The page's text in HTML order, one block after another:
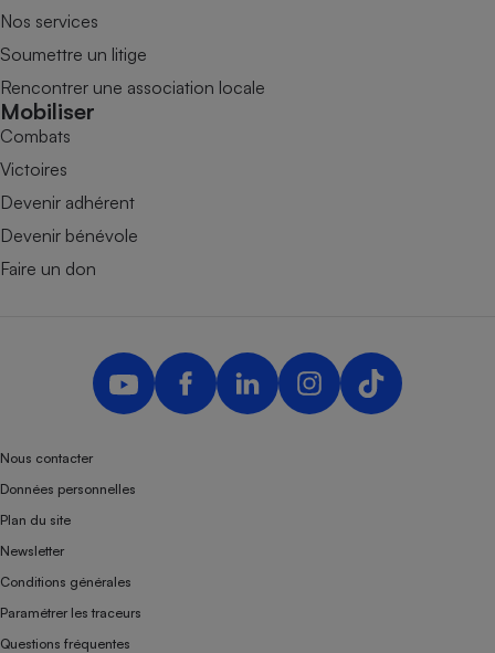
Nos services
Soumettre un litige
Rencontrer une association locale
Mobiliser
Combats
Victoires
Devenir adhérent
Devenir bénévole
Faire un don
Nous contacter
Données personnelles
Plan du site
Newsletter
Conditions générales
Paramétrer les traceurs
Questions fréquentes